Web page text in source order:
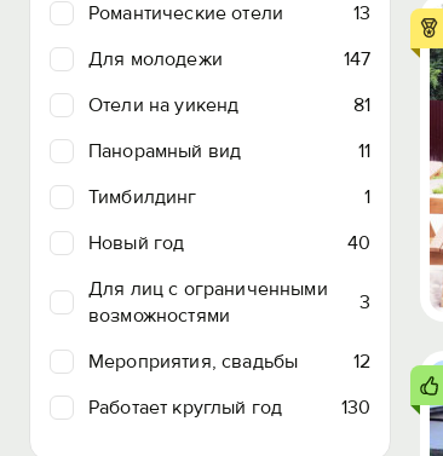
Романтические отели
13
Для молодежи
147
Отели на уикенд
81
Панорамный вид
11
Тимбилдинг
1
Новый год
40
Для лиц с ограниченными
возможностями
3
Мероприятия, свадьбы
12
Работает круглый год
130